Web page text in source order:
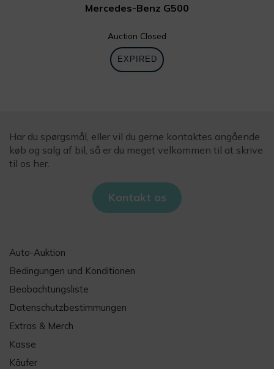
Mercedes-Benz G500
Auction Closed
EXPIRED
Har du spørgsmål, eller vil du gerne kontaktes angående
køb og salg af bil, så er du meget velkommen til at skrive
til os her.
Kontakt os
Auto-Auktion
Bedingungen und Konditionen
Beobachtungsliste
Datenschutzbestimmungen
Extras & Merch
Kasse
Käufer